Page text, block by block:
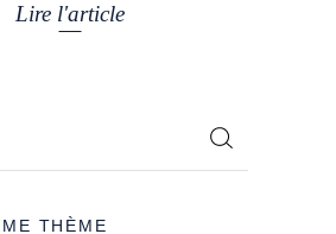
Lire l'article
THÈME